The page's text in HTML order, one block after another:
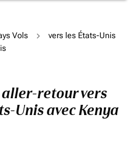
Vols
vers les États-Unis
retour vers
Unis avec Kenya